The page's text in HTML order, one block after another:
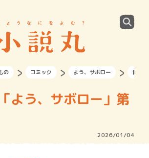
の コミック よう、サボロー 萩原
よう、サボロー」第
2026/01/04